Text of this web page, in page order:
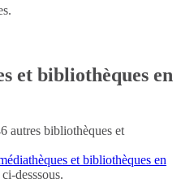
et bibliothèques en
autres bibliothèques et
et bibliothèques en
desssous.